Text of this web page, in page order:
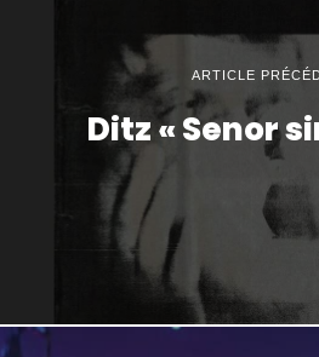
ARTICLE
Ditz « Senor